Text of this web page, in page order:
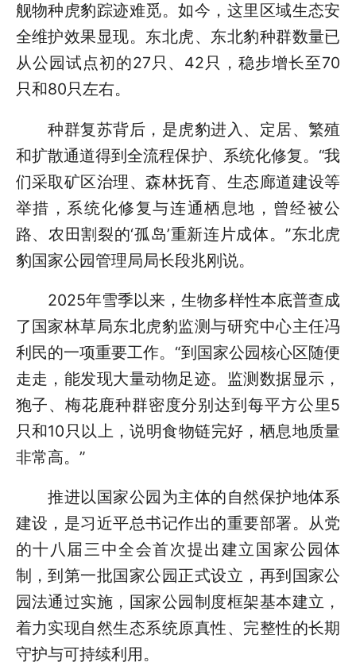
舰物种虎豹踪迹难觅。如今，这里区域生态安
全维护效果显现。东北虎、东北豹种群数量已
从公园试点初的27只、42只，稳步增长至70
只和80只左右。
种群复苏背后，是虎豹进入、定居、繁殖
和扩散通道得到全流程保护、系统化修复。“我
们采取矿区治理、森林抚育、生态廊道建设等
举措，系统化修复与连通栖息地，曾经被公
路、农田割裂的‘孤岛’重新连片成体。”东北虎
豹国家公园管理局局长段兆刚说。
2025年雪季以来，生物多样性本底普查成
了国家林草局东北虎豹监测与研究中心主任冯
利民的一项重要工作。“到国家公园核心区随便
走走，能发现大量动物足迹。监测数据显示，
狍子、梅花鹿种群密度分别达到每平方公里5
只和10只以上，说明食物链完好，栖息地质量
非常高。”
推进以国家公园为主体的自然保护地体系
建设，是习近平总书记作出的重要部署。从党
的十八届三中全会首次提出建立国家公园体
制，到第一批国家公园正式设立，再到国家公
园法通过实施，国家公园制度框架基本建立，
着力实现自然生态系统原真性、完整性的长期
守护与可持续利用。